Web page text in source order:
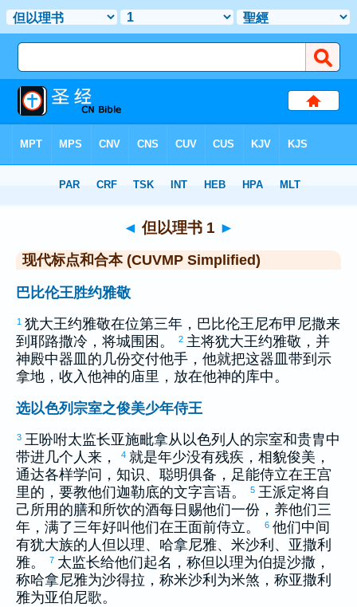
> 但以理书 1
◄ 但以理书 1 ►
现代标点和合本 (CUVMP Simplified)
巴比伦王胜约雅敬
1 犹大王约雅敬在位第三年， 巴比伦王尼布甲尼撒来
到 耶路撒冷 ，将城围困。 2 主将犹大王约雅敬 ，并
神殿中器皿的几份交付他手，他就把这器皿带到 示
拿地，收入他神的庙里，放在他神的库中。
选以色列宗室之俊美少年侍王
3 王吩咐太监长亚施毗拿从以色列 人的宗室和贵胄中
带进几个人来，
4 就是年少没有残疾，相貌俊美，
通达各样学问，知识、聪明俱备，足能侍立在王宫
里的，要教他们迦勒底的文字言语。 5 王派定将自
己所用的膳和所饮的酒每日赐他们一份，养他们三
年，满了三年好叫他们在王面前侍立。
6 他们中间
有犹大族的人但以理、 哈拿尼雅、 米沙利 、 亚撒利
雅。 7 太监长给他们起名，称但以理为伯提沙撒 ，
称哈拿尼雅为沙得拉 ，称米沙利 为米煞 ，称亚撒利
雅为亚伯尼歌。